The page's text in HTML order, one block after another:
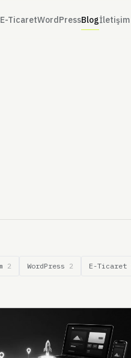
E-TicaretWordPressBlogİletişim
2 WordPress 2 E-Ticaret